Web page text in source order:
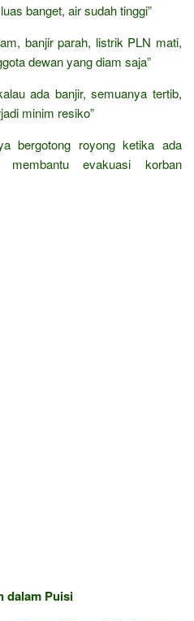
banget, air sudah tinggi”
banjir parah, listrik PLN mati,
dewan yang diam saja”
ada banjir, semuanya tertib,
minim resiko”
bergotong royong ketika ada
evakuasi korban
dalam Puisi